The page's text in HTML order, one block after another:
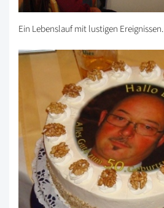
Ein Lebenslauf mit lustigen Ereignissen.